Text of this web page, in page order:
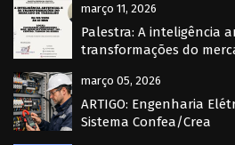
março 11, 2026
Palestra: A inteligência
transformações do
março 05, 2026
ARTIGO: Engenharia
Sistema Confea/Crea